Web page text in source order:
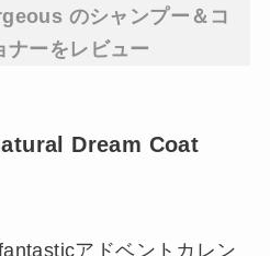
のシャンプー＆コ
ナーをレビュー
Dream Coat
アドベントカレン